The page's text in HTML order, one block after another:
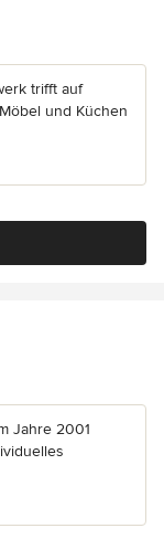
trifft auf
und Küchen
Jahre 2001